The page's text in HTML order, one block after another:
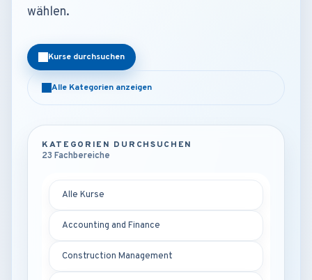
wählen.
Kurse durchsuchen
Alle Kategorien anzeigen
KATEGORIEN DURCHSUCHEN
23 Fachbereiche
Alle Kurse
Accounting and Finance
Construction Management